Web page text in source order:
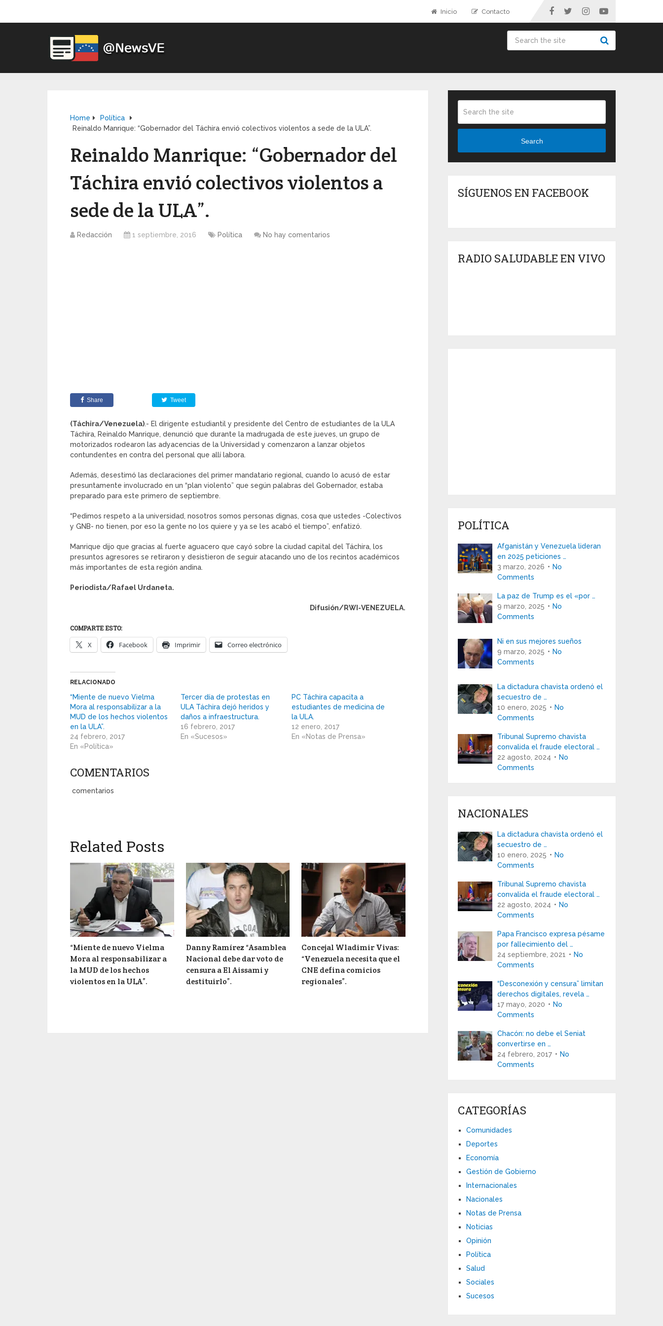
Inicio Contacto
Home
Política
Reinaldo Manrique: “Gobernador del Táchira envió colectivos violentos a sede de la ULA”.
Reinaldo Manrique: “Gobernador del
Táchira envió colectivos violentos a
sede de la ULA”.
Redacción 1 septiembre, 2016 Política No hay comentarios
Share Tweet
(Táchira/Venezuela).- El dirigente estudiantil y presidente del Centro de estudiantes de la ULA
Táchira, Reinaldo Manrique, denunció que durante la madrugada de este jueves, un grupo de
motorizados rodearon las adyacencias de la Universidad y comenzaron a lanzar objetos
contundentes en contra del personal que allí labora.
Además, desestimó las declaraciones del primer mandatario regional, cuando lo acusó de estar
presuntamente involucrado en un “plan violento” que según palabras del Gobernador, estaba
preparado para este primero de septiembre.
“Pedimos respeto a la universidad, nosotros somos personas dignas, cosa que ustedes -Colectivos
y GNB- no tienen, por eso la gente no los quiere y ya se les acabó el tiempo”, enfatizó.
Manrique dijo que gracias al fuerte aguacero que cayó sobre la ciudad capital del Táchira, los
presuntos agresores se retiraron y desistieron de seguir atacando uno de los recintos académicos
más importantes de esta región andina.
Periodista/Rafael Urdaneta.
Difusión/RWI-VENEZUELA.
COMPARTE ESTO:
X Facebook Imprimir Correo electrónico
RELACIONADO
“Miente de nuevo Vielma
Mora al responsabilizar a la
MUD de los hechos violentos
en la ULA”.
24 febrero, 2017
En «Política»
Tercer día de protestas en
ULA Táchira dejó heridos y
daños a infraestructura.
16 febrero, 2017
En «Sucesos»
PC Táchira capacita a
estudiantes de medicina de
la ULA.
12 enero, 2017
En «Notas de Prensa»
COMENTARIOS
comentarios
Related Posts
“Miente de nuevo Vielma
Mora al responsabilizar a
la MUD de los hechos
violentos en la ULA”.
Danny Ramírez “Asamblea
Nacional debe dar voto de
censura a El Aissami y
destituirlo”.
Concejal Wladimir Vivas:
“Venezuela necesita que el
CNE defina comicios
regionales”.
Search
SÍGUENOS EN FACEBOOK
RADIO SALUDABLE EN VIVO
POLÍTICA
Afganistán y Venezuela lideran
en 2025 peticiones …
3 marzo, 2026
No
Comments
La paz de Trump es el «por …
9 marzo, 2025
No
Comments
Ni en sus mejores sueños
9 marzo, 2025
No
Comments
La dictadura chavista ordenó el
secuestro de …
10 enero, 2025
No
Comments
Tribunal Supremo chavista
convalida el fraude electoral …
22 agosto, 2024
No
Comments
NACIONALES
La dictadura chavista ordenó el
secuestro de …
10 enero, 2025
No
Comments
Tribunal Supremo chavista
convalida el fraude electoral …
22 agosto, 2024
No
Comments
Papa Francisco expresa pésame
por fallecimiento del …
24 septiembre, 2021
No
Comments
“Desconexión y censura” limitan
derechos digitales, revela …
17 mayo, 2020
No
Comments
Chacón: no debe el Seniat
convertirse en …
24 febrero, 2017
No
Comments
CATEGORÍAS
Comunidades
Deportes
Economía
Gestión de Gobierno
Internacionales
Nacionales
Notas de Prensa
Noticias
Opinión
Política
Salud
Sociales
Sucesos